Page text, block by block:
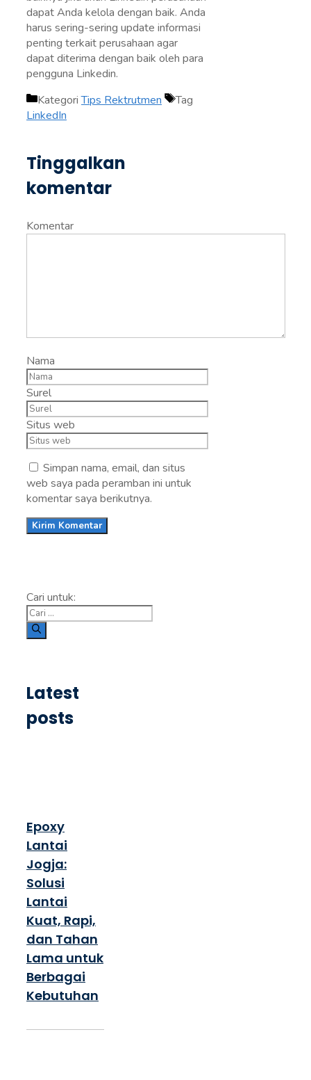
dapat Anda kelola dengan baik. Anda
harus sering-sering update informasi
penting terkait perusahaan agar
dapat diterima dengan baik oleh para
pengguna Linkedin.
KategoriTips Rektrutmen
Tag
LinkedIn
Tinggalkan
komentar
Komentar
Nama
Surel
Situs web
Simpan nama, email, dan situs
web saya pada peramban ini untuk
komentar saya berikutnya.
Cari untuk:
Latest
posts
Epoxy
Lantai
Jogja:
Solusi
Lantai
Kuat, Rapi,
dan Tahan
Lama untuk
Berbagai
Kebutuhan